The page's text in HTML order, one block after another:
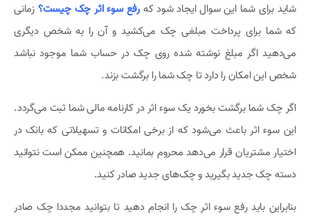
شاید برای شما این سوال ایجاد شود کهرفع سوء اثر چک چیست؟ زمانی
که شما برای پرداخت مبلغی چک می‌کشید و آن را به شخص دیگری
می‌دهید اگر مبلغ نوشته شده روی چک در حساب شما موجود نباشد
شخص این امکان را دارد تا چک شما را برگشت بزند.
اگر چک شما برگشت بخورد یک سوء اثر در کارنامه مالی شما ثبت می‌گردد.
این سوء اثر باعث می‌شود که از برخی امکانات و تسهیلاتی که بانک در
اختیار مشتریان قرار می‌دهد محروم بمانید. همچنین ممکن است نتوانید
دسته چک جدید بگیرید و چک‌های جدید صادر کنید.
بنابراین باید رفع سوء اثر چک را انجام دهید تا بتوانید مجددا چک صادر